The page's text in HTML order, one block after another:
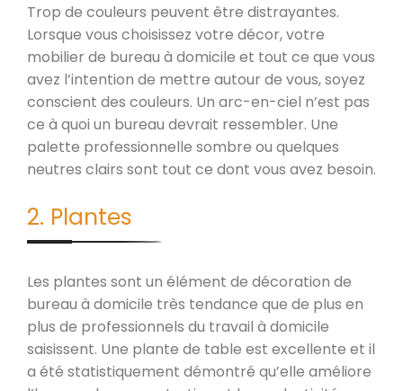
Trop de couleurs peuvent être distrayantes.
Lorsque vous choisissez votre décor, votre
mobilier de bureau à domicile et tout ce que vous
avez l’intention de mettre autour de vous, soyez
conscient des couleurs. Un arc-en-ciel n’est pas
ce à quoi un bureau devrait ressembler. Une
palette professionnelle sombre ou quelques
neutres clairs sont tout ce dont vous avez besoin.
2. Plantes
Les plantes sont un élément de décoration de
bureau à domicile très tendance que de plus en
plus de professionnels du travail à domicile
saisissent. Une plante de table est excellente et il
a été statistiquement démontré qu’elle améliore